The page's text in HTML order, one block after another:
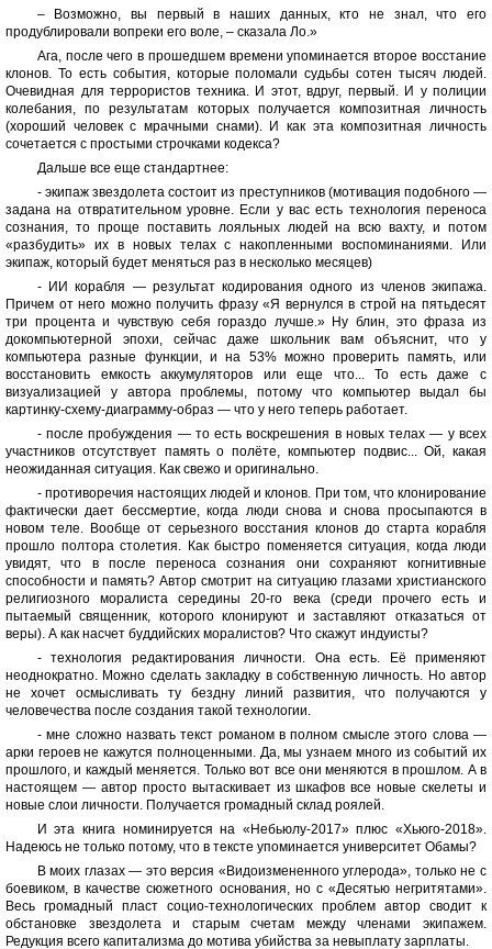
– Возможно, вы первый в наших данных, кто не знал, что его
продублировали вопреки его воле, – сказала Ло.»
Ага, после чего в прошедшем времени упоминается второе восстание
клонов. То есть события, которые поломали судьбы сотен тысяч людей.
Очевидная для террористов техника. И этот, вдруг, первый. И у полиции
колебания, по результатам которых получается композитная личность
(хороший человек с мрачными снами). И как эта композитная личность
сочетается с простыми строчками кодекса?
Дальше все еще стандартнее:
- экипаж звездолета состоит из преступников (мотивация подобного —
задана на отвратительном уровне. Если у вас есть технология переноса
сознания, то проще поставить лояльных людей на всю вахту, и потом
«разбудить» их в новых телах с накопленными воспоминаниями. Или
экипаж, который будет меняться раз в несколько месяцев)
- ИИ корабля — результат кодирования одного из членов экипажа.
Причем от него можно получить фразу «Я вернулся в строй на пятьдесят
три процента и чувствую себя гораздо лучше.» Ну блин, это фраза из
докомпьютерной эпохи, сейчас даже школьник вам объяснит, что у
компьютера разные функции, и на 53% можно проверить память, или
восстановить емкость аккумуляторов или еще что... То есть даже с
визуализацией у автора проблемы, потому что компьютер выдал бы
картинку-схему-диаграмму-образ — что у него теперь работает.
- после пробуждения — то есть воскрешения в новых телах — у всех
участников отсутствует память о полёте, компьютер подвис... Ой, какая
неожиданная ситуация. Как свежо и оригинально.
- противоречия настоящих людей и клонов. При том, что клонирование
фактически дает бессмертие, когда люди снова и снова просыпаются в
новом теле. Вообще от серьезного восстания клонов до старта корабля
прошло полтора столетия. Как быстро поменяется ситуация, когда люди
увидят, что в после переноса сознания они сохраняют когнитивные
способности и память? Автор смотрит на ситуацию глазами христианского
религиозного моралиста середины 20-го века (среди прочего есть и
пытаемый священник, которого клонируют и заставляют отказаться от
веры). А как насчет буддийских моралистов? Что скажут индуисты?
- технология редактирования личности. Она есть. Её применяют
неоднократно. Можно сделать закладку в собственную личность. Но автор
не хочет осмысливать ту бездну линий развития, что получаются у
человечества после создания такой технологии.
- мне сложно назвать текст романом в полном смысле этого слова —
арки героев не кажутся полноценными. Да, мы узнаем много из событий их
прошлого, и каждый меняется. Только вот все они меняются в прошлом. А в
настоящем — автор просто вытаскивает из шкафов все новые скелеты и
новые слои личности. Получается громадный склад роялей.
И эта книга номинируется на «Небьюлу-2017» плюс «Хьюго-2018».
Надеюсь не только потому, что в тексте упоминается университет Обамы?
В моих глазах — это версия «Видоизмененного углерода», только не с
боевиком, в качестве сюжетного основания, но с «Десятью негритятами».
Весь громадный пласт социо-технологических проблем автор сводит к
обстановке звездолета и старым счетам между членами экипажем.
Редукция всего капитализма до мотива убийства за невыплату зарплаты.